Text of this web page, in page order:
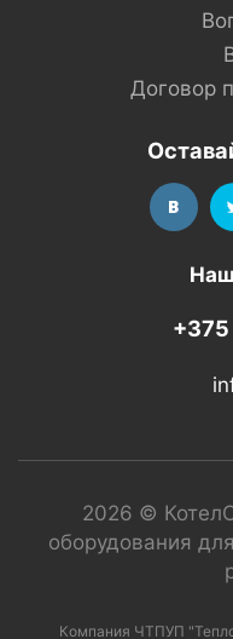
Договор
2026 ©
оборудования
Компания ЧТПУП